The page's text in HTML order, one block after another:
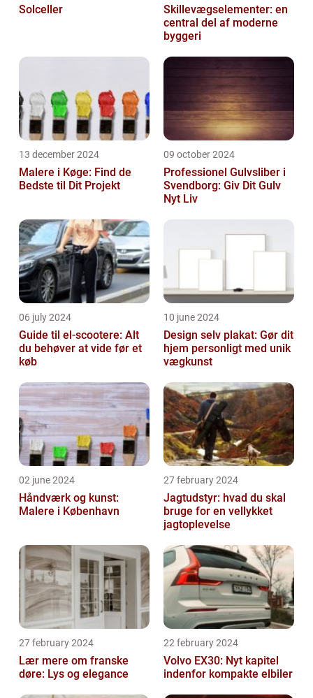
Solceller
Skillevægselementer: en
central del af moderne
byggeri
13 december 2024
Malere i Køge: Find de
Bedste til Dit Projekt
09 october 2024
Professionel Gulvsliber i
Svendborg: Giv Dit Gulv
Nyt Liv
06 july 2024
Guide til el-scootere: Alt
du behøver at vide før et
køb
10 june 2024
Design selv plakat: Gør dit
hjem personligt med unik
vægkunst
02 june 2024
Håndværk og kunst:
Malere i København
27 february 2024
Jagtudstyr: hvad du skal
bruge for en vellykket
jagtoplevelse
27 february 2024
Lær mere om franske
døre: Lys og elegance
22 february 2024
Volvo EX30: Nyt kapitel
indenfor kompakte elbiler